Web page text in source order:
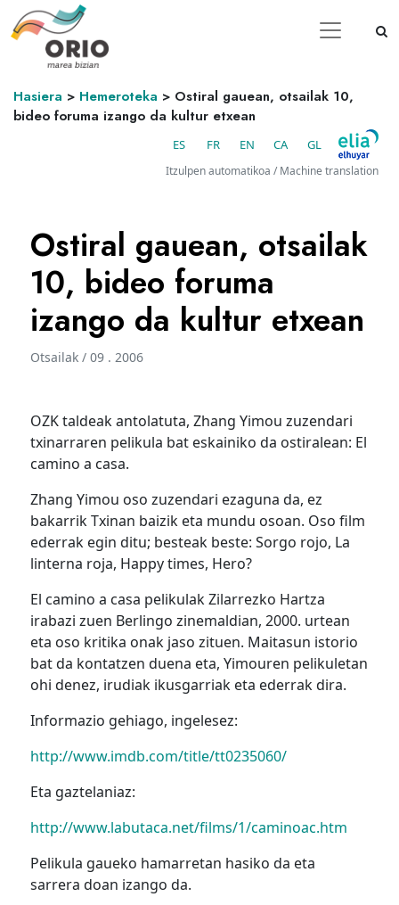
Hasiera > Hemeroteka > Ostiral gauean, otsailak 10,
bideo foruma izango da kultur etxean
ES FR EN CA GL
Itzulpen automatikoa / Machine translation
Ostiral gauean, otsailak
10, bideo foruma
izango da kultur etxean
Otsailak / 09 . 2006
OZK taldeak antolatuta, Zhang Yimou zuzendari
txinarraren pelikula bat eskainiko da ostiralean: El
camino a casa.
Zhang Yimou oso zuzendari ezaguna da, ez
bakarrik Txinan baizik eta mundu osoan. Oso film
ederrak egin ditu; besteak beste: Sorgo rojo, La
linterna roja, Happy times, Hero?
El camino a casa pelikulak Zilarrezko Hartza
irabazi zuen Berlingo zinemaldian, 2000. urtean
eta oso kritika onak jaso zituen. Maitasun istorio
bat da kontatzen duena eta, Yimouren pelikuletan
ohi denez, irudiak ikusgarriak eta ederrak dira.
Informazio gehiago, ingelesez:
http://www.imdb.com/title/tt0235060/
Eta gaztelaniaz:
http://www.labutaca.net/films/1/caminoac.htm
Pelikula gaueko hamarretan hasiko da eta
sarrera doan izango da.